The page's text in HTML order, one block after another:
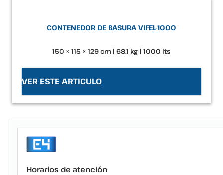
CONTENEDOR DE BASURA VIFEL-1000
150 × 115 × 129 cm | 68.1 kg | 1000 lts
VER ESTE ARTICULO
Horarios de atención